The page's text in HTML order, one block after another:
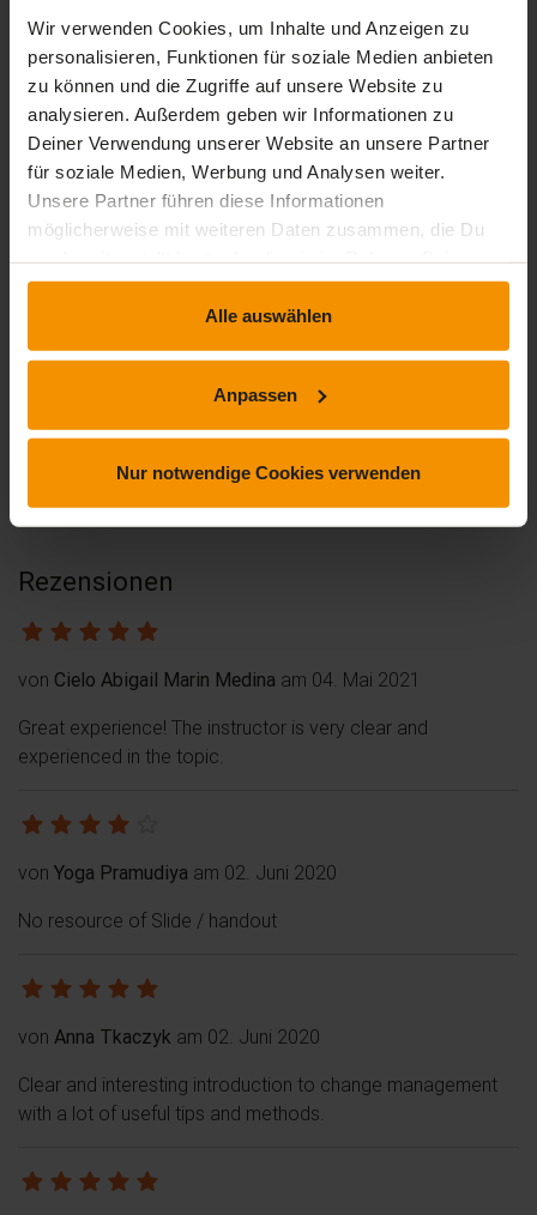
Wir verwenden Cookies, um Inhalte und Anzeigen zu
personalisieren, Funktionen für soziale Medien anbieten
zu können und die Zugriffe auf unsere Website zu
analysieren. Außerdem geben wir Informationen zu
Deiner Verwendung unserer Website an unsere Partner
für soziale Medien, Werbung und Analysen weiter.
Unsere Partner führen diese Informationen
möglicherweise mit weiteren Daten zusammen, die Du
Nutzung der Dienste gesammelt haben.
Alle auswählen
Anpassen
Nur notwendige Cookies verwenden
Durchschnittliche Bewertungen
4,59
29 Bewertungen
stars:
Bewertungen
Rezensionen
von Cielo Abigail Marin Medina am 04. Mai 2021
Great experience! The instructor is very clear and
experienced in the topic.
von Yoga Pramudiya am 02. Juni 2020
No resource of Slide / handout
von Anna Tkaczyk am 02. Juni 2020
Clear and interesting introduction to change management
with a lot of useful tips and methods.